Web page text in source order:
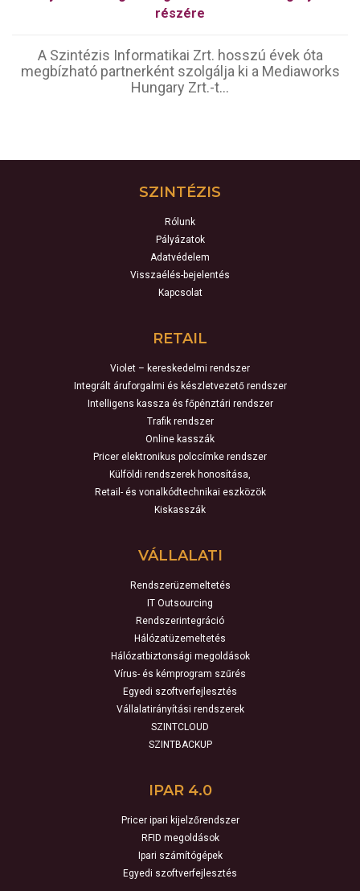
részére
A Szintézis Informatikai Zrt. hosszú évek óta
megbízható partnerként szolgálja ki a Mediaworks
Hungary Zrt.-t...
SZINTÉZIS
Rólunk
Pályázatok
Adatvédelem
Visszaélés-bejelentés
Kapcsolat
RETAIL
Violet – kereskedelmi rendszer
Integrált áruforgalmi és készletvezető rendszer
Intelligens kassza és főpénztári rendszer
Trafik rendszer
Online kasszák
Pricer elektronikus polccímke rendszer
Külföldi rendszerek honosítása,
Retail- és vonalkódtechnikai eszközök
Kiskasszák
VÁLLALATI
Rendszerüzemeltetés
IT Outsourcing
Rendszerintegráció
Hálózatüzemeltetés
Hálózatbiztonsági megoldások
Vírus- és kémprogram szűrés
Egyedi szoftverfejlesztés
Vállalatirányítási rendszerek
SZINTCLOUD
SZINTBACKUP
IPAR 4.0
Pricer ipari kijelzőrendszer
RFID megoldások
Ipari számítógépek
Egyedi szoftverfejlesztés